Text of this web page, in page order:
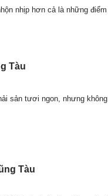
nhịp hơn cả là những điểm
Tàu
sản tươi ngon, nhưng không
Tàu